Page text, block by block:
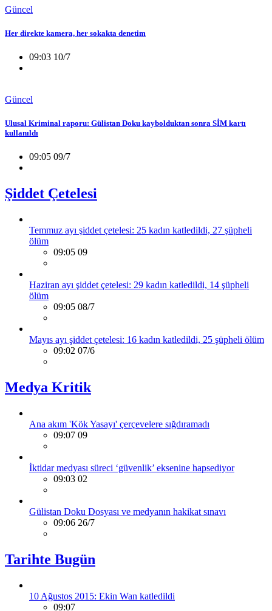
Güncel
Her direkte kamera, her sokakta denetim
09:03 10/7
Güncel
Ulusal Kriminal raporu: Gülistan Doku kaybolduktan sonra SİM kartı
kullanıldı
09:05 09/7
Şiddet Çetelesi
Temmuz ayı şiddet çetelesi: 25 kadın katledildi, 27 şüpheli
ölüm
09:05 09
Haziran ayı şiddet çetelesi: 29 kadın katledildi, 14 şüpheli
ölüm
09:05 08/7
Mayıs ayı şiddet çetelesi: 16 kadın katledildi, 25 şüpheli ölüm
09:02 07/6
Medya Kritik
Ana akım 'Kök Yasayı' çerçevelere sığdıramadı
09:07 09
İktidar medyası süreci ‘güvenlik’ eksenine hapsediyor
09:03 02
Gülistan Doku Dosyası ve medyanın hakikat sınavı
09:06 26/7
Tarihte Bugün
10 Ağustos 2015: Ekin Wan katledildi
09:07